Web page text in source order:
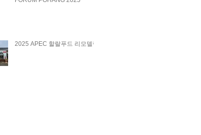
2025 APEC 할랄푸드 리모델링